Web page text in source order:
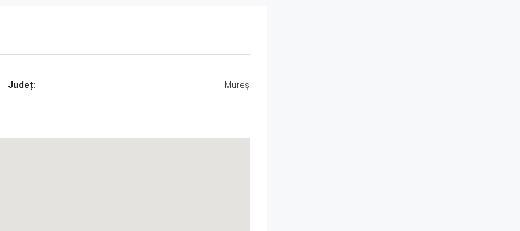
Județ: Mureș